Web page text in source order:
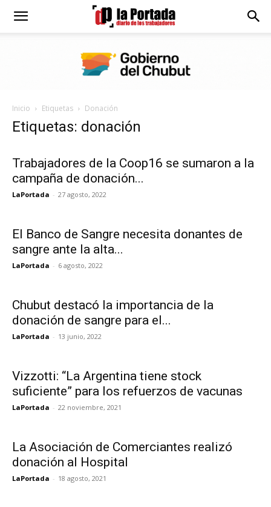
Diario
Portada
Inicio Etiquetas Donación
Etiquetas: donación
Trabajadores de la Coop16 se sumaron a la
campaña de donación...
LaPortada - 27 agosto, 2022
El Banco de Sangre necesita donantes de
sangre ante la alta...
LaPortada - 6 agosto, 2022
Chubut destacó la importancia de la
donación de sangre para el...
LaPortada - 13 junio, 2022
Vizzotti: “La Argentina tiene stock
suficiente” para los refuerzos de vacunas
LaPortada - 22 noviembre, 2021
La Asociación de Comerciantes realizó
donación al Hospital
LaPortada - 18 agosto, 2021